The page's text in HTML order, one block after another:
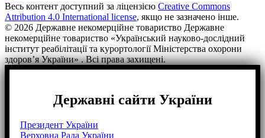
Весь контент доступний за ліцензією Creative Commons
Attribution 4.0 International license, якщо не зазначено інше.
© 2026 Державне некомерційне товариство Державне
некомерційне товариство «Український науково-дослідний
інститут реабілітації та курортології Міністерства охорони
здоров’я України» . Всі права захищені.
Державні сайти України
Президент України
Верховна Рада України